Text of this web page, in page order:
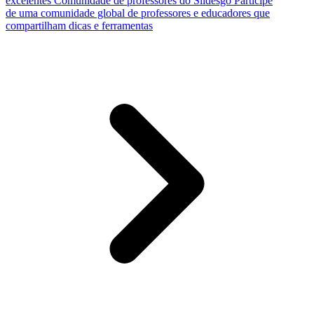
de uma comunidade global de professores e educadores que
compartilham dicas e ferramentas